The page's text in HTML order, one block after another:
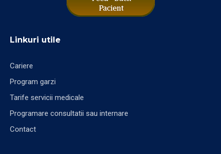
Linkuri utile
Cariere
Program garzi
Tarife servicii medicale
Programare consultatii sau internare
Contact